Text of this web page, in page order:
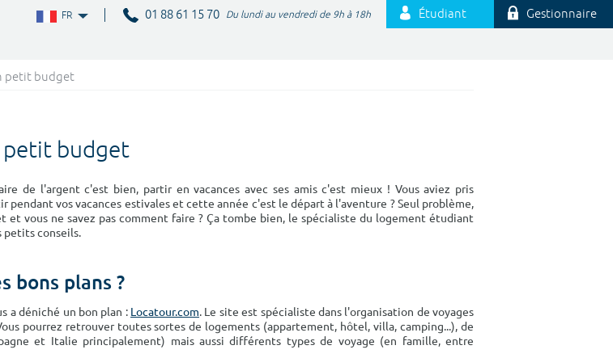
FR 01 88 61 15 70 Du lundi au vendredi de 9h à 18h Étudiant Gestionnaire
petit budget
petit budget
de l'argent c'est bien, partir en vacances avec ses amis c'est mieux ! Vous aviez pris
pendant vos vacances estivales et cette année c'est le départ à l'aventure ? Seul problème,
et vous ne savez pas comment faire ? Ça tombe bien, le spécialiste du logement étudiant
petits conseils.
bons plans ?
a déniché un bon plan : Locatour.com. Le site est spécialiste dans l'organisation de voyages
pourrez retrouver toutes sortes de logements (appartement, hôtel, villa, camping...), de
et Italie principalement) mais aussi différents types de voyage (en famille, entre